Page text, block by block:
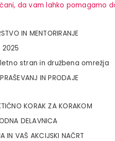
da vam lahko pomagamo
IN MENTORIRANJE
2025
stran in družbena omrežja
IN PRODAJE
KORAK ZA KORAKOM
DELAVNICA
IN VAŠ AKCIJSKI NAČRT